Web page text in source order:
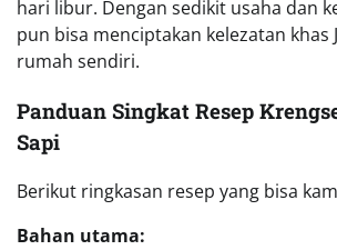
hari libur. Dengan sedikit usaha dan
pun bisa menciptakan kelezatan khas
rumah sendiri.
Panduan Singkat Resep
Sapi
Berikut ringkasan resep yang bisa
Bahan utama: